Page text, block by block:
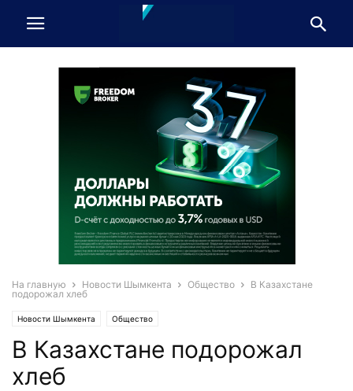
На главную Новости Шымкента Общество
В Казахстане
подорожал хлеб
Новости Шымкента Общество
В Казахстане подорожал
хлеб